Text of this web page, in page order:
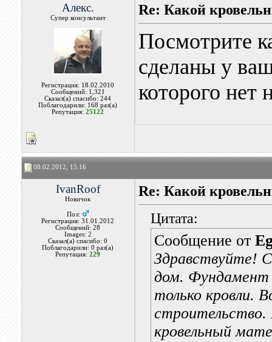
Алекс.
Супер консультант
Регистрация: 18.02.2010
Сообщений: 1,321
Сказал(а) спасибо: 244
Поблагодарили: 168 раз(а)
Репутация:25122
Re: Какой
Посмотрите
сделаны у
которого нет
08.02.2012, 15:16
IvanRoof
Новичок
Пол:
Регистрация: 31.01.2012
Сообщений: 28
Images: 2
Сказал(а) спасибо: 0
Поблагодарили: 0 раз(а)
Репутация:229
Re: Какой
Цитата:
Сообщение от
Здравствуйте!
дом. Фундамент
только кровли.
кровельный